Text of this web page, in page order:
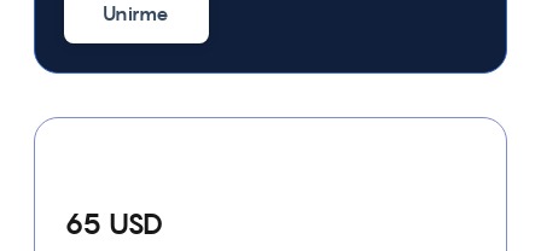
Unirme
65 USD